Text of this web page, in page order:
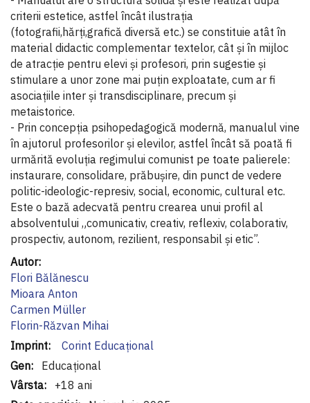
criterii estetice, astfel încât ilustrația
(fotografii,hărți,grafică diversă etc.) se constituie atât în
material didactic complementar textelor, cât și în mijloc
de atracție pentru elevi și profesori, prin sugestie și
stimulare a unor zone mai puțin exploatate, cum ar fi
asociațiile inter și transdisciplinare, precum și
metaistorice.
- Prin concepția psihopedagogică modernă, manualul vine
în ajutorul profesorilor și elevilor, astfel încât să poată fi
urmărită evoluția regimului comunist pe toate palierele:
instaurare, consolidare, prăbușire, din punct de vedere
politic-ideologic-represiv, social, economic, cultural etc.
Este o bază adecvată pentru crearea unui profil al
absolventului „comunicativ, creativ, reflexiv, colaborativ,
prospectiv, autonom, rezilient, responsabil și etic”.
Informaţii
suplimentare
Flori Bălănescu
Mioara Anton
Carmen Müller
Florin-Răzvan Mihai
Corint Educaţional
Educațional
+18 ani